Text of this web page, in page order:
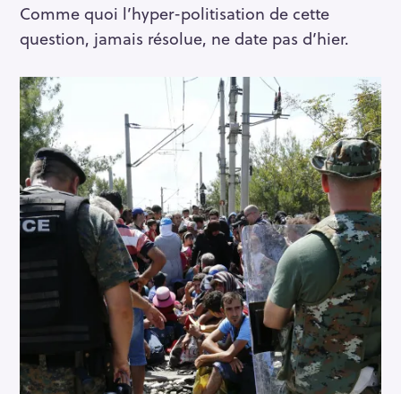
Comme quoi l’hyper-politisation de cette
question, jamais résolue, ne date pas d’hier.